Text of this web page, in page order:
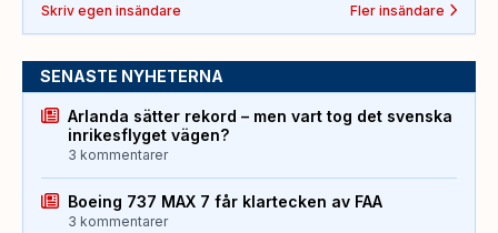
Skriv egen insändare Fler insändare
SENASTE NYHETERNA
Arlanda sätter rekord – men vart tog det svenska
inrikesflyget vägen?
3 kommentarer
Boeing 737 MAX 7 får klartecken av FAA
3 kommentarer